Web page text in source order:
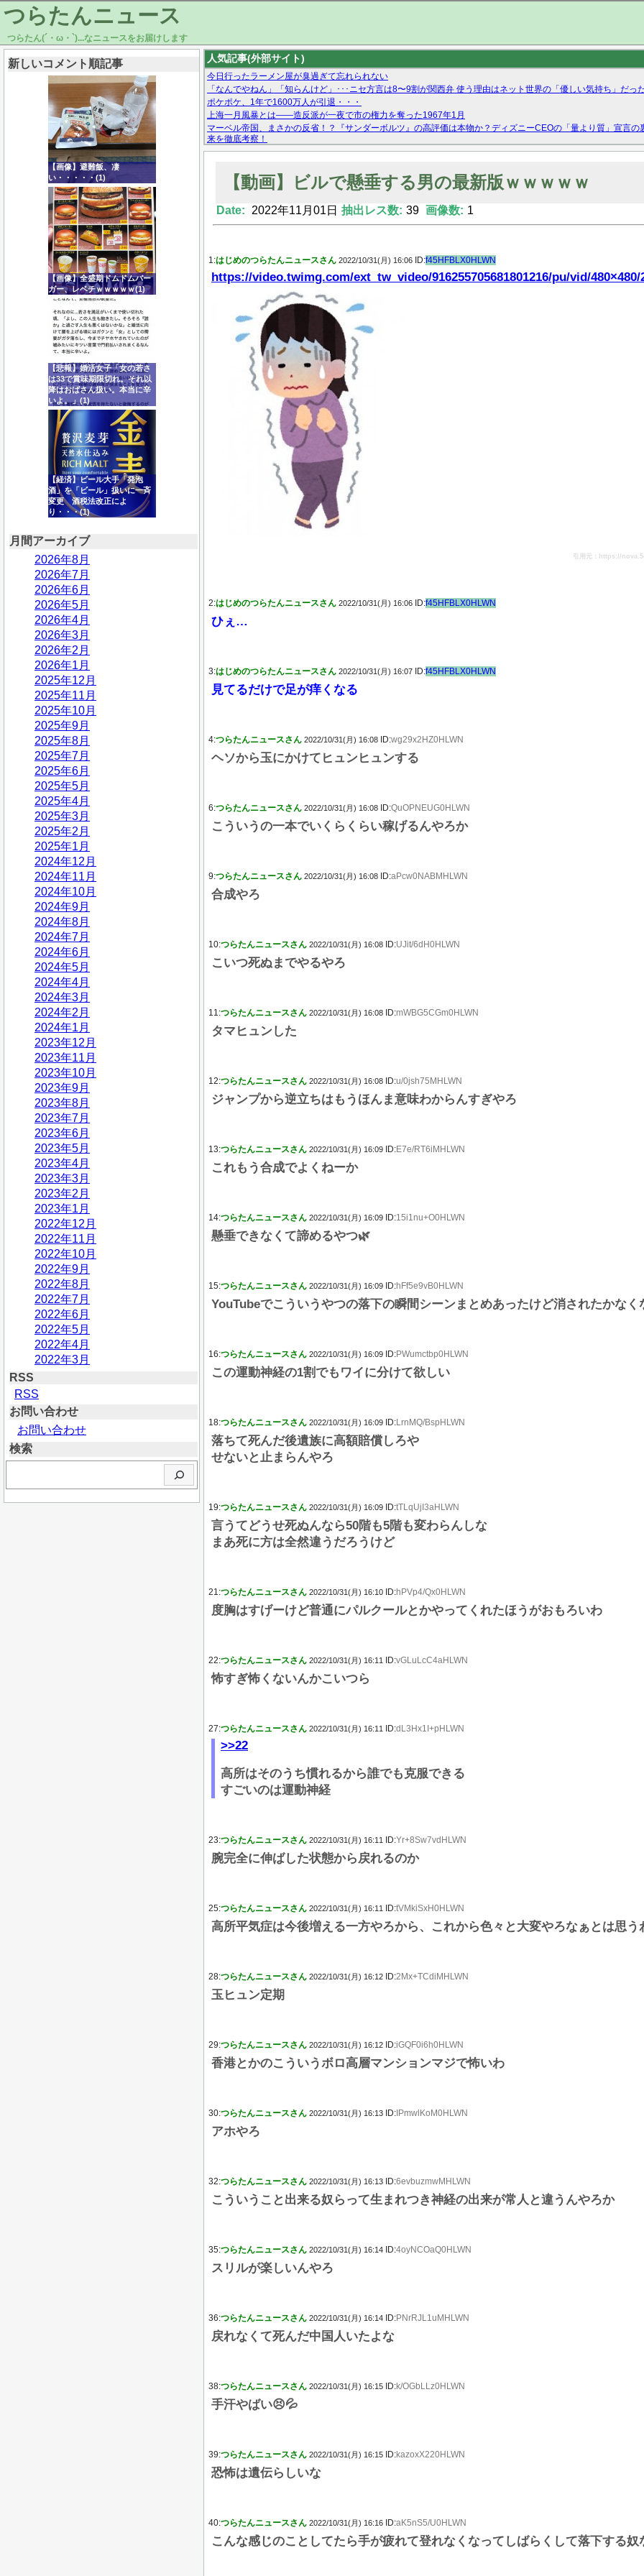
つらたんニュース
つらたん(´・ω・`)...なニュースをお届けします
新しいコメント順記事
【画像】避難飯、凄
い・・・・・(1)
【画像】全盛期ドムドムバー
ガー、レベチｗｗｗｗｗ(1)
【悲報】婚活女子「女の若さ
は33で賞味期限切れ。それ以
降はおばさん扱い。本当に辛
いよ。」(1)
【経済】ビール大手「発泡
酒」を「ビール」扱いに一斉
変更 酒税法改正によ
り・・・(1)
月間アーカイブ
2026年8月
2026年7月
2026年6月
2026年5月
2026年4月
2026年3月
2026年2月
2026年1月
2025年12月
2025年11月
2025年10月
2025年9月
2025年8月
2025年7月
2025年6月
2025年5月
2025年4月
2025年3月
2025年2月
2025年1月
2024年12月
2024年11月
2024年10月
2024年9月
2024年8月
2024年7月
2024年6月
2024年5月
2024年4月
2024年3月
2024年2月
2024年1月
2023年12月
2023年11月
2023年10月
2023年9月
2023年8月
2023年7月
2023年6月
2023年5月
2023年4月
2023年3月
2023年2月
2023年1月
2022年12月
2022年11月
2022年10月
2022年9月
2022年8月
2022年7月
2022年6月
2022年5月
2022年4月
2022年3月
RSS
RSS
お問い合わせ
お問い合わせ
検索
人気記事(外部サイト)
今日行ったラーメン屋が臭過ぎて忘れられない
「なんでやねん」「知らんけど」･･･ニセ方言は8〜9割が関西弁 使う理由はネット世界の「優しい気持ち」だっ
ポケポケ、1年で1600万人が引退・・・
上海一月風暴とは——造反派が一夜で市の権力を奪った1967年1月
マーベル帝国、まさかの反省！？『サンダーボルツ』の高評価は本物か？ディズニーCEOの「量より質」宣言
来を徹底考察！
【モー娘。石田亜佑美】ファーストテイク出演も新規獲得ならず？北川莉央が1位に
【動画】ビルで懸垂する男の最新版ｗｗｗｗｗ
Date: 2022年11月01日 抽出レス数: 39 画像数: 1
1:はじめのつらたんニュースさん 2022/10/31(月) 16:06 ID:f45HFBLX0HLWN
https://video.twimg.com/ext_tw_video/916255705681801216/pu/vid/
引用元：https://
2:はじめのつらたんニュースさん 2022/10/31(月) 16:06 ID:f45HFBLX0HLWN
ひぇ…
3:はじめのつらたんニュースさん 2022/10/31(月) 16:07 ID:f45HFBLX0HLWN
見てるだけで足が痒くなる
4:つらたんニュースさん 2022/10/31(月) 16:08 ID:wg29x2HZ0HLWN
ヘソから玉にかけてヒュンヒュンする
6:つらたんニュースさん 2022/10/31(月) 16:08 ID:QuOPNEUG0HLWN
こういうの一本でいくらくらい稼げるんやろか
9:つらたんニュースさん 2022/10/31(月) 16:08 ID:aPcw0NABMHLWN
合成やろ
10:つらたんニュースさん 2022/10/31(月) 16:08 ID:UJit/6dH0HLWN
こいつ死ぬまでやるやろ
11:つらたんニュースさん 2022/10/31(月) 16:08 ID:mWBG5CGm0HLWN
タマヒュンした
12:つらたんニュースさん 2022/10/31(月) 16:08 ID:u/0jsh75MHLWN
ジャンプから逆立ちはもうほんま意味わからんすぎやろ
13:つらたんニュースさん 2022/10/31(月) 16:09 ID:E7e/RT6iMHLWN
これもう合成でよくねーか
14:つらたんニュースさん 2022/10/31(月) 16:09 ID:15i1nu+O0HLWN
懸垂できなくて諦めるやつ🌿
15:つらたんニュースさん 2022/10/31(月) 16:09 ID:hFf5e9vB0HLWN
YouTubeでこういうやつの落下の瞬間シーンまとめあったけど消されたかなく
16:つらたんニュースさん 2022/10/31(月) 16:09 ID:PWumctbp0HLWN
この運動神経の1割でもワイに分けて欲しい
18:つらたんニュースさん 2022/10/31(月) 16:09 ID:LrnMQ/BspHLWN
落ちて死んだ後遺族に高額賠償しろや
せないと止まらんやろ
19:つらたんニュースさん 2022/10/31(月) 16:09 ID:tTLqUjI3aHLWN
言うてどうせ死ぬんなら50階も5階も変わらんしな
まあ死に方は全然違うだろうけど
21:つらたんニュースさん 2022/10/31(月) 16:10 ID:hPVp4/Qx0HLWN
度胸はすげーけど普通にパルクールとかやってくれたほうがおもろいわ
22:つらたんニュースさん 2022/10/31(月) 16:11 ID:vGLuLcC4aHLWN
怖すぎ怖くないんかこいつら
27:つらたんニュースさん 2022/10/31(月) 16:11 ID:dL3Hx1I+pHLWN
>>22
高所はそのうち慣れるから誰でも克服できる
すごいのは運動神経
23:つらたんニュースさん 2022/10/31(月) 16:11 ID:Yr+8Sw7vdHLWN
腕完全に伸ばした状態から戻れるのか
25:つらたんニュースさん 2022/10/31(月) 16:11 ID:tVMkiSxH0HLWN
高所平気症は今後増える一方やろから、これから色々と大変やろなぁとは思う
28:つらたんニュースさん 2022/10/31(月) 16:12 ID:2Mx+TCdiMHLWN
玉ヒュン定期
29:つらたんニュースさん 2022/10/31(月) 16:12 ID:iGQF0i6h0HLWN
香港とかのこういうボロ高層マンションマジで怖いわ
30:つらたんニュースさん 2022/10/31(月) 16:13 ID: IPmwlKoM0HLWN
アホやろ
32:つらたんニュースさん 2022/10/31(月) 16:13 ID:6evbuzmwMHLWN
こういうこと出来る奴らって生まれつき神経の出来が常人と違うんやろか
35:つらたんニュースさん 2022/10/31(月) 16:14 ID:4oyNCOaQ0HLWN
スリルが楽しいんやろ
36:つらたんニュースさん 2022/10/31(月) 16:14 ID:PNrRJL1uMHLWN
戻れなくて死んだ中国人いたよな
38:つらたんニュースさん 2022/10/31(月) 16:15 ID:k/OGbLLz0HLWN
手汗やばい😣💦
39:つらたんニュースさん 2022/10/31(月) 16:15 ID:kazoxX220HLWN
恐怖は遺伝らしいな
40:つらたんニュースさん 2022/10/31(月) 16:16 ID:aK5nS5/U0HLWN
こんな感じのことしてたら手が疲れて登れなくなってしばらくして落下する奴